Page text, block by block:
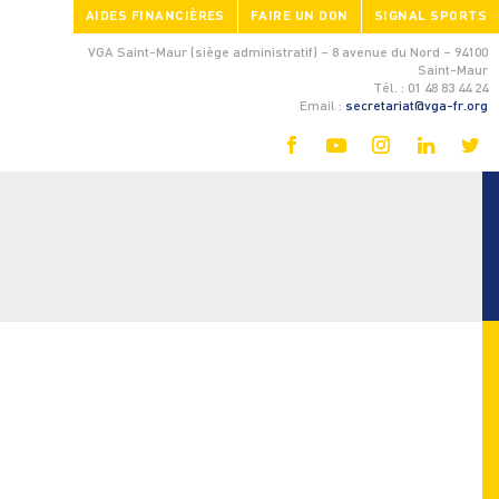
AIDES FINANCIÈRES FAIRE UN DON SIGNAL SPORTS
VGA Saint-Maur (siège administratif) – 8 avenue du Nord – 94100
Saint-Maur
Tél. : 01 48 83 44 24
Email : secretariat@vga-fr.org